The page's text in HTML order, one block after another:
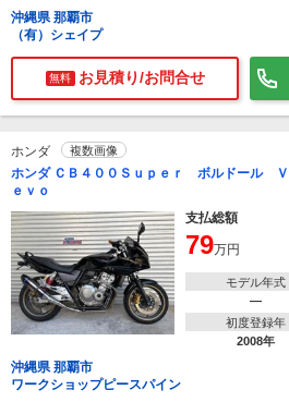
沖縄県 那覇市
（有）シェイプ
無料 お見積り/お問合せ
ホンダ 複数画像
ホンダ ＣＢ４００Ｓｕｐｅｒ ボルドール
ｅｖｏ
支払総額
79万円
モデル年式
―
初度登録年
2008年
沖縄県 那覇市
ワークショップピースパイン